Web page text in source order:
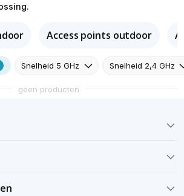
Access points outdoor
Snelheid 5 GHz Snelheid 2,4 GHz
geen producten